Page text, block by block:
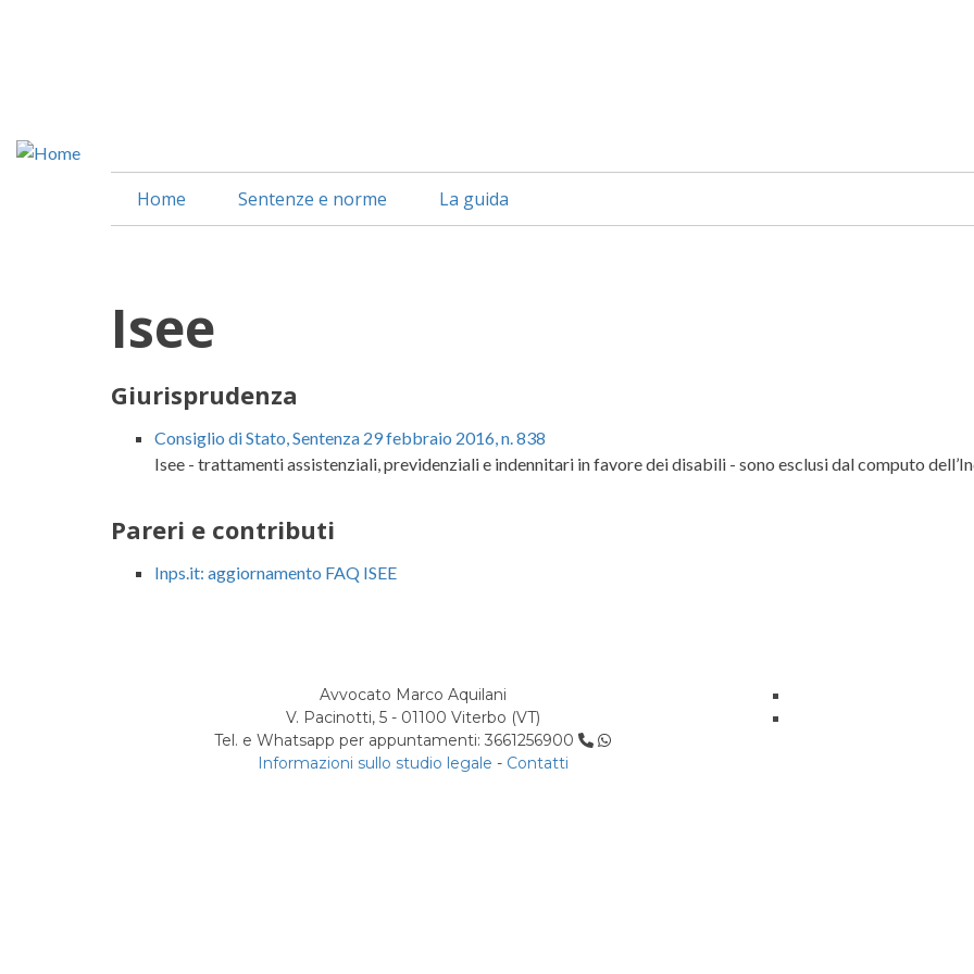
Home Sentenze e norme La guida
Isee
Giurisprudenza
Consiglio di Stato, Sentenza 29 febbraio 2016, n. 838
Isee - trattamenti assistenziali, previdenziali e indennitari in favore dei disabili - sono esclusi dal computo
Pareri e contributi
Inps.it: aggiornamento FAQ ISEE
Avvocato Marco Aquilani
V. Pacinotti, 5 - 01100 Viterbo (VT)
Tel. e Whatsapp per appuntamenti: 3661256900
Informazioni sullo studio legale - Contatti